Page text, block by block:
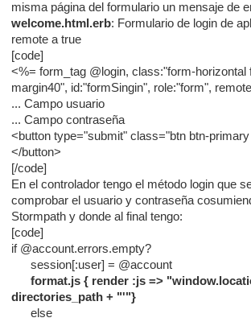
misma página del formulario un mensaje de
welcome.html.erb: Formulario de login de
remote a true
[code]
<%= form_tag @login, class:"form-horizontal
margin40", id:"formSingin", role:"form",
... Campo usuario
... Campo contraseña
<button type="submit" class="btn btn-primary
</button>
[/code]
En el controlador tengo el método login que
comprobar el usuario y contraseña
Stormpath y donde al final tengo:
[code]
if @account.errors.empty?
session[:user] = @account
format.js { render :js =>
directories_path + "'"}
else